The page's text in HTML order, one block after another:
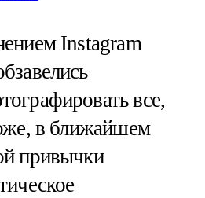
Instagram
все,
в ближайшем
привычки